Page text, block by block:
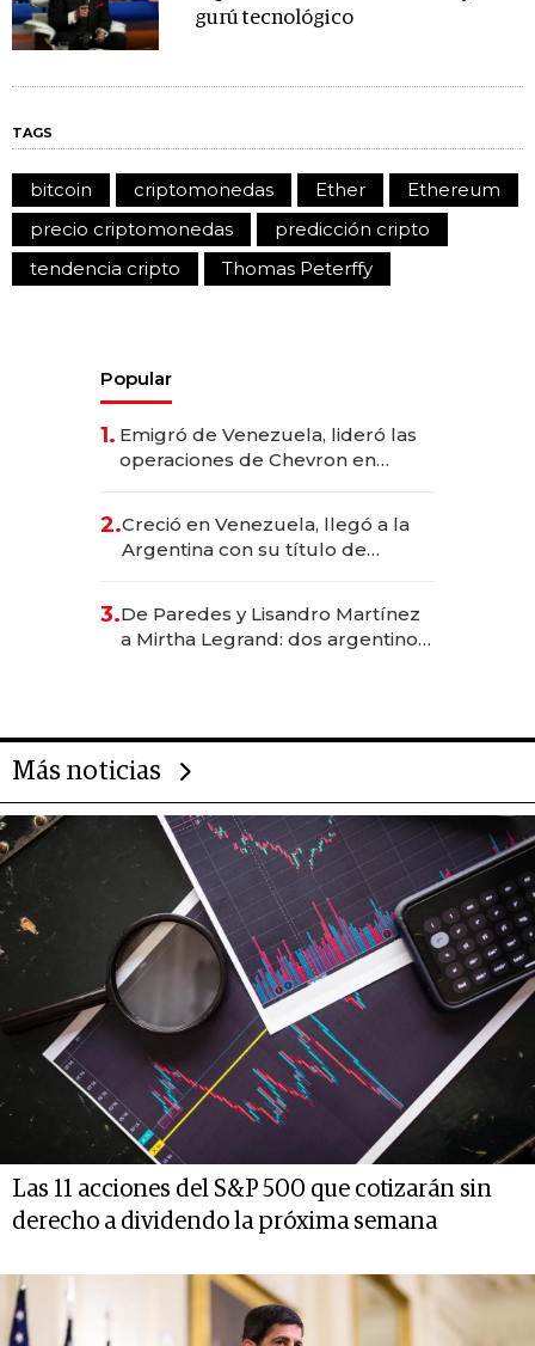
gurú tecnológico
TAGS
bitcoin criptomonedas Ether
Ethereum
precio criptomonedas
predicción cripto
tendencia cripto
Thomas Peterffy
Popular
1. Emigró de Venezuela, lideró las
operaciones de Chevron en
2.Creció en Venezuela, llegó a la
Argentina con su título de
las marcas "fast premium"
3.De Paredes y Lisandro Martínez
a Mirtha Legrand: dos argentinos
Más noticias
Las 11 acciones del S&P 500 que cotizarán sin
derecho a dividendo la próxima semana